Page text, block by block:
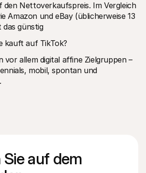
den Nettoverkaufspreis. Im Vergleich
Amazon und eBay (üblicherweise 13
das günstig
kauft auf TikTok?
vor allem digital affine Zielgruppen –
mobil, spontan und
Sie auf dem